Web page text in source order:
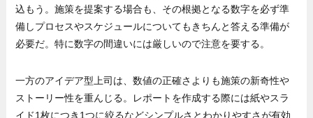
込もう。施策を提案する場合も、その根拠となる数字を必ず準
備しプロセスやスケジュールについてもきちんと答える準備が
必要だ。特に数字の間違いには厳しいので注意を要する。
一方のアイデア型上司は、数値の正確さよりも施策の新奇性や
ストーリー性を重んじる。レポートを作成する際には紙やスラ
イド1枚につき1つに絞るなどシンプルさとわかりやすさが有効